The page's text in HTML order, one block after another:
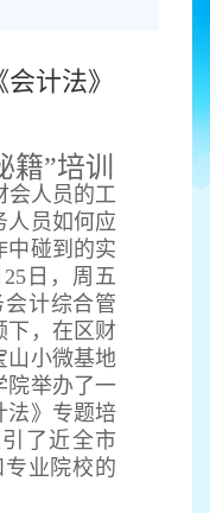
计法》
”培训
人员的工
人员如何应
中碰到的实
日，周五
会计综合管
下，在区财
山小微基地
院举办了一
法》专题培
了近全市
业院校的